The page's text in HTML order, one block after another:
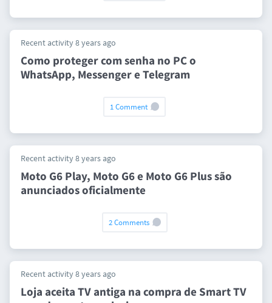
Recent activity 8 years ago
Como proteger com senha no PC o
WhatsApp, Messenger e Telegram
1 Comment
Recent activity 8 years ago
Moto G6 Play, Moto G6 e Moto G6 Plus são
anunciados oficialmente
2 Comments
Recent activity 8 years ago
Loja aceita TV antiga na compra de Smart TV